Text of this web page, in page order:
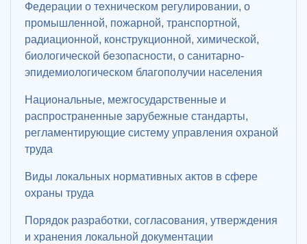
Федерации о техническом регулировании, о
промышленной, пожарной, транспортной,
радиационной, конструкционной, химической,
биологической безопасности, о санитарно-
эпидемиологическом благополучии населения
Национальные, межгосударственные и
распространенные зарубежные стандарты,
регламентирующие систему управления охраной
труда
Виды локальных нормативных актов в сфере
охраны труда
Порядок разработки, согласования, утверждения
и хранения локальной документации